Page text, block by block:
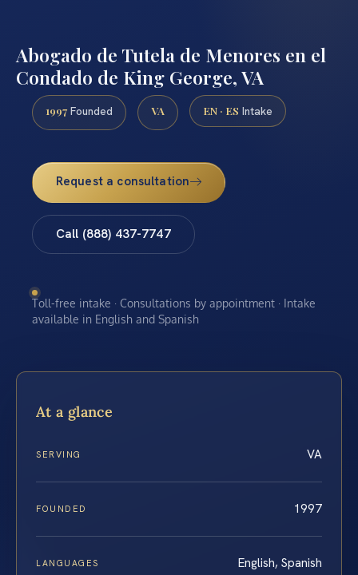
Abogado de Tutela de Menores en el
Condado de King George, VA
1997 Founded VA EN · ES Intake
Request a consultation
Call (888) 437-7747
Toll-free intake · Consultations by appointment · Intake
available in English and Spanish
At a glance
SERVING VA
FOUNDED 1997
LANGUAGES English, Spanish